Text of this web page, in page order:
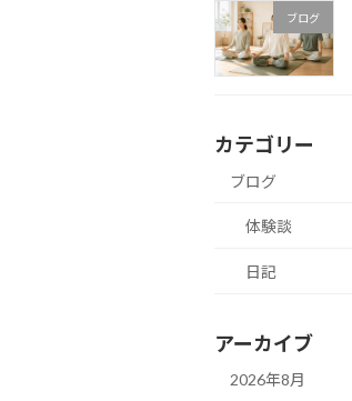
ブログ
カテゴリー
ブログ
体験談
日記
アーカイブ
2026年8月